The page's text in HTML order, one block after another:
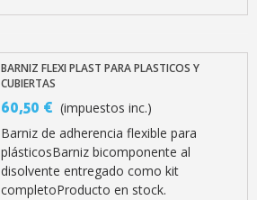
BARNIZ FLEXI PLAST PARA PLASTICOS Y
CUBIERTAS
60,50 € (impuestos inc.)
Barniz de adherencia flexible para
plásticosBarniz bicomponente al
disolvente entregado como kit
completoProducto en stock.